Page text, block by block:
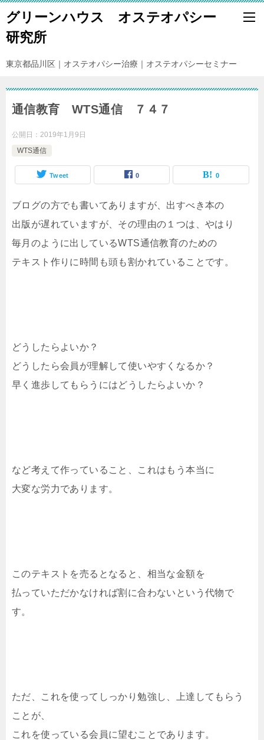
グリーンハウス オステオパシー
研究所
東京都品川区｜オステオパシー治療｜オステオパシーセミナー
通信教育 WTS通信 ７４７
公開日： 2019年1月9日
WTS通信
Tweet 0 0
ブログの方でも書いてありますが、出すべき本の
出版が遅れていますが、その理由の１つは、やはり
毎月のように出しているWTS通信教育のための
テキスト作りに時間も頭も割かれていることです。
どうしたらよいか？
どうしたら会員が理解して使いやすくなるか？
早く進歩してもらうにはどうしたらよいか？
など考えて作っていること、これはもう本当に
大変な労力であります。
このテキストを売るとなると、相当な金額を
払っていただかなければ割に合わないという代物で
す。
ただ、これを使ってしっかり勉強し、上達してもらう
ことが、
これを使っている会員に望むことであります。